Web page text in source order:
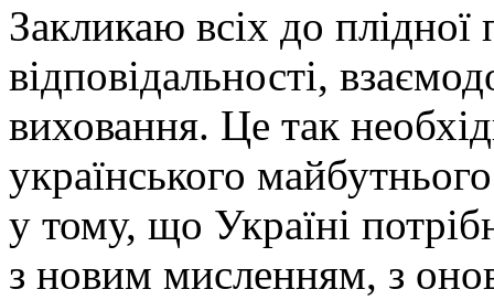
Закликаю всіх до плідної
відповідальності,
виховання. Це так
українського
у тому, що Україні
з новим мисленням, з